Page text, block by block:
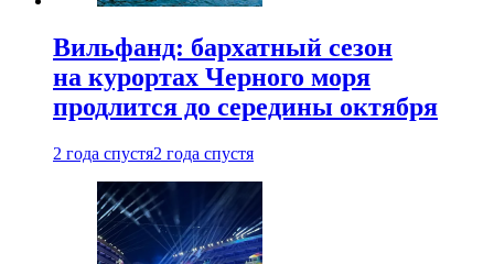
Вильфанд: бархатный сезон
на курортах Черного моря
продлится до середины октября
2 года спустя2 года спустя